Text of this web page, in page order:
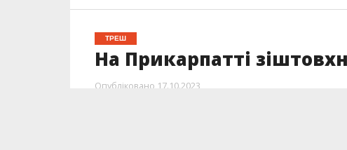
ТРЕШ
На Прикарпатті
Опубліковано 17.10.2023